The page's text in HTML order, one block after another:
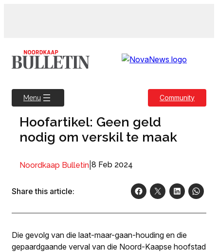
Menu Community
Hoofartikel: Geen geld
nodig om verskil te maak
Noordkaap Bulletin 8 Feb 2024
Share this article:
Die gevolg van die laat-maar-gaan-houding en die
gepaardgaande verval van die Noord-Kaapse hoofstad